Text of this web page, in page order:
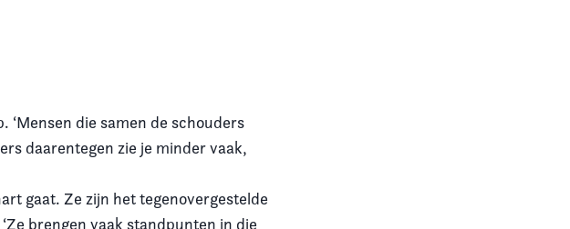
die samen de schouders
daarentegen zie je minder vaak,
gaat. Ze zijn het tegenovergestelde
brengen vaak standpunten in die